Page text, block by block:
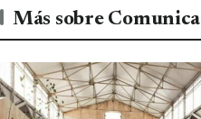
Más sobre